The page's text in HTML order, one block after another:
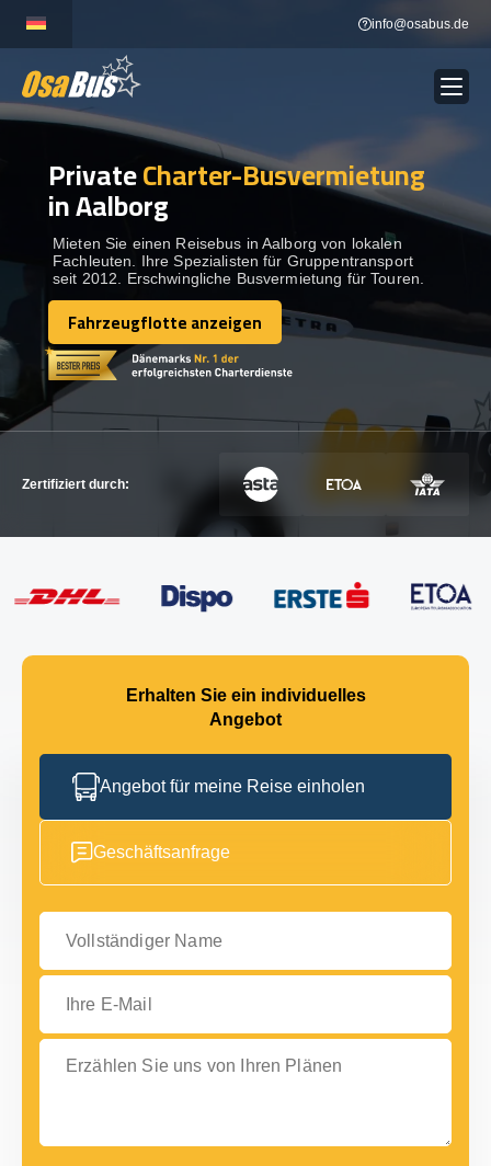
content
info@osabus.de
BUSVERMIETUNG Show dropdown
REISEZIELE Show dropdown
FLOTTE
KONTAKTIEREN SIE UNS
KONTAKTIEREN SIE UNS
PrivateCharter-Busvermietung
in Aalborg
Mieten Sie einen Reisebus in Aalborg von lokalen
Fachleuten. Ihre Spezialisten für Gruppentransport
seit 2012. Erschwingliche Busvermietung für Touren.
Fahrzeugflotte anzeigen
Fahrzeugflotte anzeigen
Zertifiziert durch:
Erhalten Sie ein individuelles
Angebot
Angebot für meine Reise einholen
Geschäftsanfrage
Vollständiger Name
Ihre E-Mail
Erzählen Sie uns von Ihren Plänen